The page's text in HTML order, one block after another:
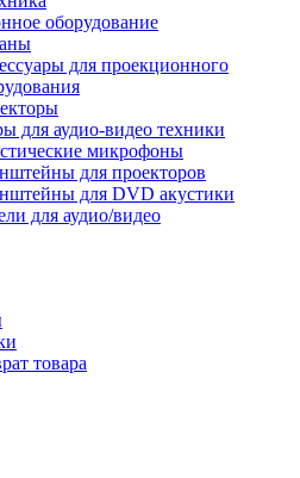
оборудование
для проекционного
для аудио-видео техники
микрофоны
для проекторов
для DVD акустики
для аудио/видео
товара